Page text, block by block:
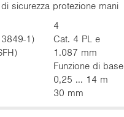
sicurezza protezione mani
4
1)
Cat. 4 PL e
1.087 mm
Funzione di base
0,25 ... 14 m
30 mm